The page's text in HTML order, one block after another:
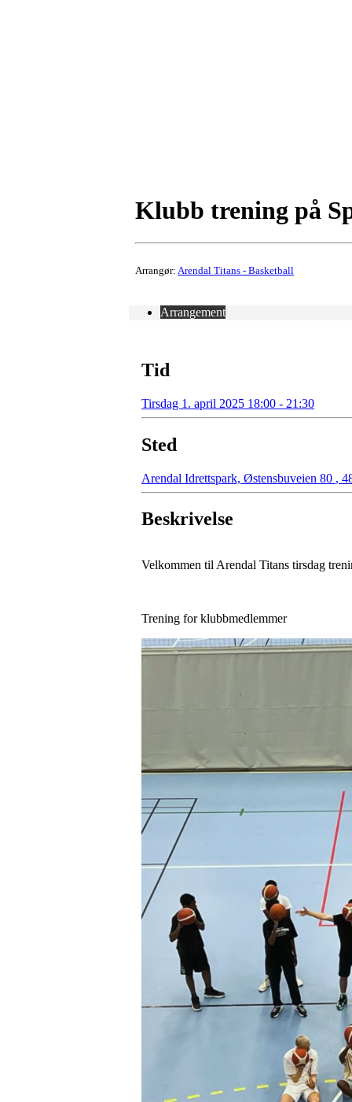
Klubb trening på
Arrangør: Arendal Titans - Basketball
Arrangement
Tid
Tirsdag 1. april 2025 18:00 - 21:30
Sted
Arendal Idrettspark, Østensbuveien 80 ,
Beskrivelse
Velkommen til Arendal Titans tirsdag
Trening for klubbmedlemmer